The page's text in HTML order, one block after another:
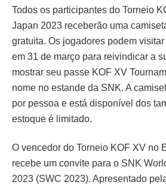
Todos os participantes do Torneio
Japan 2023 receberão uma
gratuita. Os jogadores podem
em 31 de março para reivindicar a
mostrar seu passe KOF XV
nome no estande da SNK. A
por pessoa e está disponível dos
estoque é limitado.
O vencedor do Torneio KOF XV no
recebe um convite para o SNK
2023 (SWC 2023). Apresentado